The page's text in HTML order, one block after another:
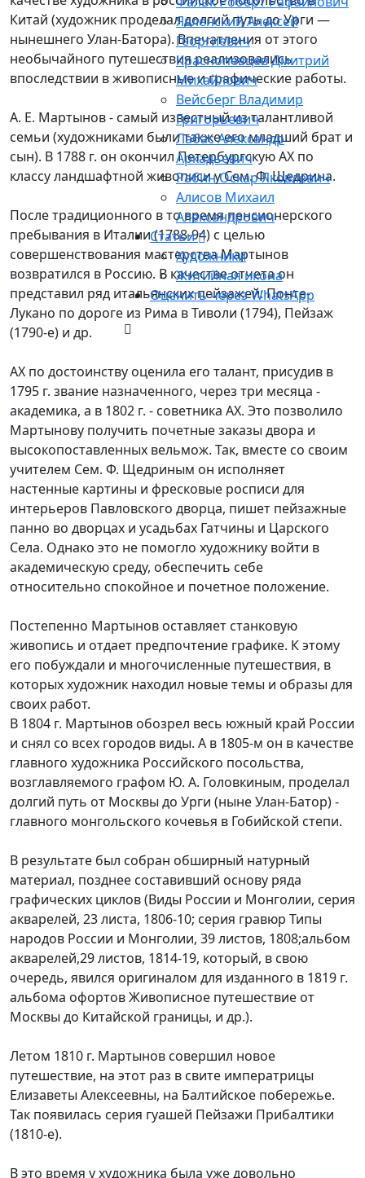
Явленский Алексей
Георгиевич
Краснопевцев Дмитрий
Михайлович
Вейсберг Владимир
Григорьевич
Лабас Александр
Аркадьевич
Рабин Оскар Яковлевич
Алисов Михаил
Александрович
Статьи
Художники
Житийная икона
Оценить через WhatsApp
Китай (художник проделал долгий путь до Урги —
нынешнего Улан-Батора). Впечатления от этого
необычайного путешествия реализовались
впоследствии в живописные и графические работы.
А. Е. Мартынов - самый известный из талантливой
семьи (художниками были также его младший брат и
сын). В 1788 г. он окончил Петербургскую АХ по
классу ландшафтной живописи у Сем. Ф. Щедрина.
После традиционного в то время пенсионерского
пребывания в Италии (1788-94) с целью
совершенствования мастерства Мартынов
возвратился в Россию. В качестве отчета он
представил ряд итальянских пейзажей: Понте-
Лукано по дороге из Рима в Тиволи (1794), Пейзаж
(1790-е) и др.
АХ по достоинству оценила его талант, присудив в
1795 г. звание назначенного, через три месяца -
академика, а в 1802 г. - советника АХ. Это позволило
Мартынову получить почетные заказы двора и
высокопоставленных вельмож. Так, вместе со своим
учителем Сем. Ф. Щедриным он исполняет
настенные картины и фресковые росписи для
интерьеров Павловского дворца, пишет пейзажные
панно во дворцах и усадьбах Гатчины и Царского
Села. Однако это не помогло художнику войти в
академическую среду, обеспечить себе
относительно спокойное и почетное положение.
Постепенно Мартынов оставляет станковую
живопись и отдает предпочтение графике. К этому
его побуждали и многочисленные путешествия, в
которых художник находил новые темы и образы для
своих работ.
В 1804 г. Мартынов обозрел весь южный край России
и снял со всех городов виды. А в 1805-м он в качестве
главного художника Российского посольства,
возглавляемого графом Ю. А. Головкиным, проделал
долгий путь от Москвы до Урги (ныне Улан-Батор) -
главного монгольского кочевья в Гобийской степи.
В результате был собран обширный натурный
материал, позднее составивший основу ряда
графических циклов (Виды России и Монголии, серия
акварелей, 23 листа, 1806-10; серия гравюр Типы
народов России и Монголии, 39 листов, 1808;альбом
акварелей,29 листов, 1814-19, который, в свою
очередь, явился оригиналом для изданного в 1819 г.
альбома офортов Живописное путешествие от
Москвы до Китайской границы, и др.).
Летом 1810 г. Мартынов совершил новое
путешествие, на этот раз в свите императрицы
Елизаветы Алексеевны, на Балтийское побережье.
Так появилась серия гуашей Пейзажи Прибалтики
(1810-е).
В это время у художника была уже довольно